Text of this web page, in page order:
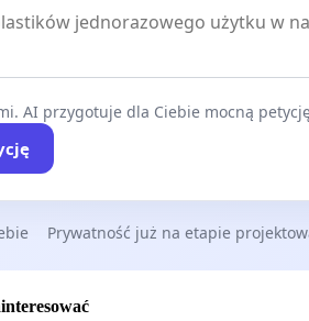
AI przygotuje dla Ciebie mocną
Prywatność już na etapie